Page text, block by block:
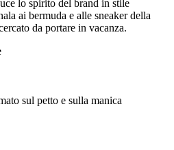
lo spirito del brand in stile
ai bermuda e alle sneaker della
da portare in vacanza.
sul petto e sulla manica